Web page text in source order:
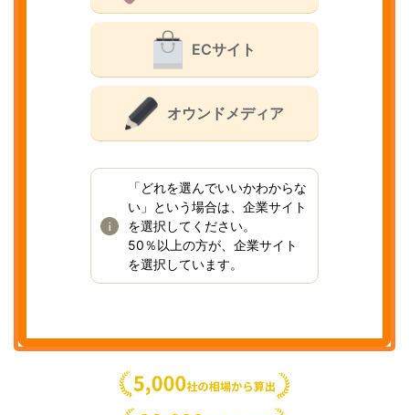
ECサイト
オウンドメディア
「どれを選んでいいかわからな
い」という場合は、企業サイト
を選択してください。
50％以上の方が、企業サイト
を選択しています。